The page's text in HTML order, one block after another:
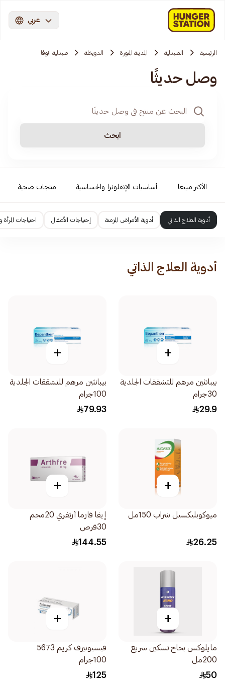
عربي
الرئيسية الصيدلية المدينة المنورة الدويخلة صيدلية انوفا
وصل حديثًا
ابحث
الأكثر مبيعا أساسيات الإنفلونزا والحساسية منتجات صحية
أدوية العلاج الذاتي أدوية الأمراض المزمنة إحتياجات الأطفال احتياجات المرأة
أدوية العلاج الذاتي
+
بيبانثين مرهم للتشققات الجلدية
30جرام
29.9
+
بيبانثين مرهم للتشققات الجلدية
100جرام
79.93
+
ميوكوبليكسيل شراب 150مل
26.25
+
إيفا فارما آرثفري 20مجم
30قرص
144.55
+
مايلوكس بخاخ تسكين سريع
200مل
50
+
فيسيونيرف كريم 5673
100جرام
125